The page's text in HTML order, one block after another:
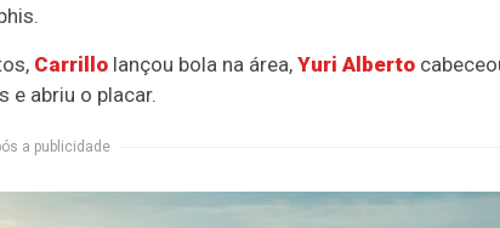
Carrillo lançou bola na área, Yuri Alberto
e abriu o placar.
a publicidade